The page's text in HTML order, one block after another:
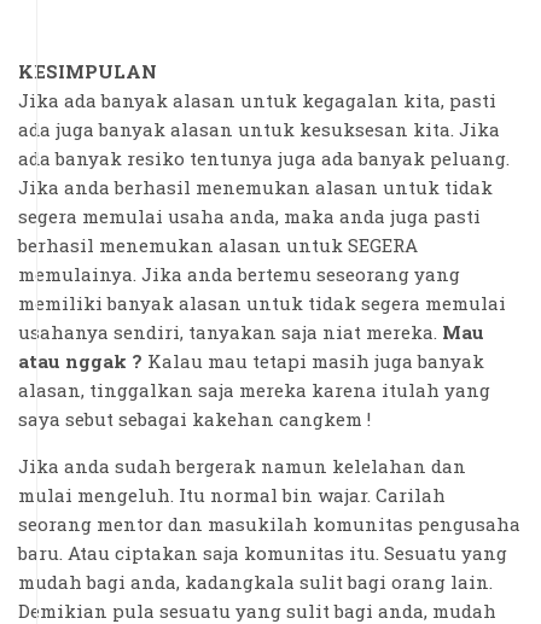
KESIMPULAN
Jika ada banyak alasan untuk kegagalan kita, pasti
ada juga banyak alasan untuk kesuksesan kita. Jika
ada banyak resiko tentunya juga ada banyak peluang.
Jika anda berhasil menemukan alasan untuk tidak
segera memulai usaha anda, maka anda juga pasti
berhasil menemukan alasan untuk SEGERA
memulainya. Jika anda bertemu seseorang yang
memiliki banyak alasan untuk tidak segera memulai
usahanya sendiri, tanyakan saja niat mereka. Mau
atau nggak ? Kalau mau tetapi masih juga banyak
alasan, tinggalkan saja mereka karena itulah yang
saya sebut sebagai kakehan cangkem !
Jika anda sudah bergerak namun kelelahan dan
mulai mengeluh. Itu normal bin wajar. Carilah
seorang mentor dan masukilah komunitas pengusaha
baru. Atau ciptakan saja komunitas itu. Sesuatu yang
mudah bagi anda, kadangkala sulit bagi orang lain.
Demikian pula sesuatu yang sulit bagi anda, mudah